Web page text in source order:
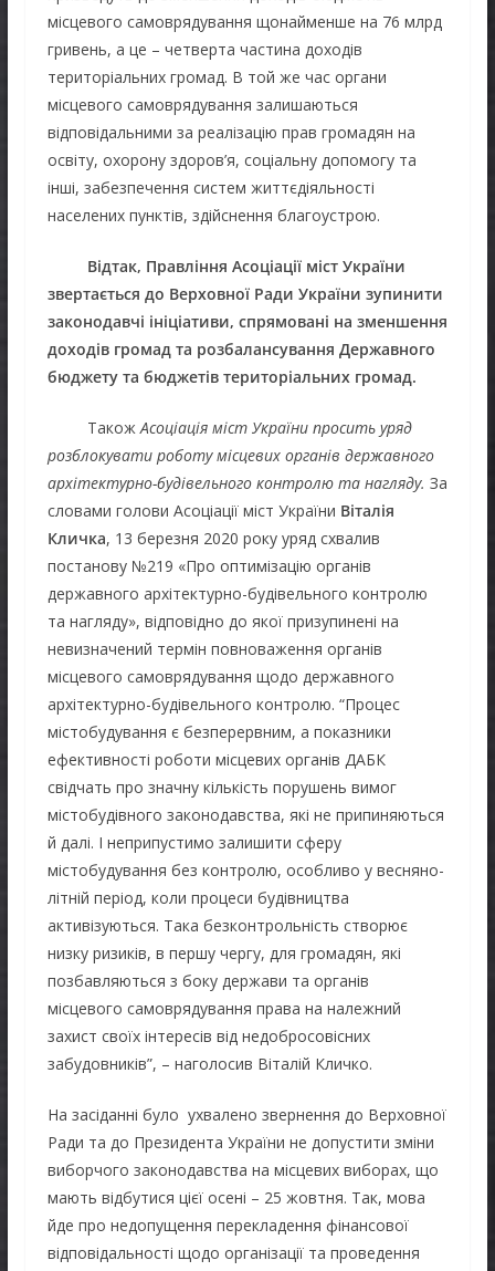
місцевого самоврядування щонайменше на 76 млрд
гривень, а це – четверта частина доходів
територіальних громад. В той же час органи
місцевого самоврядування залишаються
відповідальними за реалізацію прав громадян на
освіту, охорону здоров’я, соціальну допомогу та
інші, забезпечення систем життєдіяльності
населених пунктів, здійснення благоустрою.
Відтак, Правління Асоціації міст України
звертається до Верховної Ради України зупинити
законодавчі ініціативи, спрямовані на зменшення
доходів громад та розбалансування Державного
бюджету та бюджетів територіальних громад.
ТакожАсоціація міст України просить уряд
розблокувати роботу місцевих органів державного
архітектурно-будівельного контролю та нагляду. За
словами голови Асоціації міст України Віталія
Кличка, 13 березня 2020 року уряд схвалив
постанову №219 «Про оптимізацію органів
державного архітектурно-будівельного контролю
та нагляду», відповідно до якої призупинені на
невизначений термін повноваження органів
місцевого самоврядування щодо державного
архітектурно-будівельного контролю. “Процес
містобудування є безперервним, а показники
ефективності роботи місцевих органів ДАБК
свідчать про значну кількість порушень вимог
містобудівного законодавства, які не припиняються
й далі. І неприпустимо залишити сферу
містобудування без контролю, особливо у весняно-
літній період, коли процеси будівництва
активізуються. Така безконтрольність створює
низку ризиків, в першу чергу, для громадян, які
позбавляються з боку держави та органів
місцевого самоврядування права на належний
захист своїх інтересів від недобросовісних
забудовників”, – наголосив Віталій Кличко.
На засіданні було ухвалено звернення до Верховної
Ради та до Президента України не допустити зміни
виборчого законодавства на місцевих виборах, що
мають відбутися цієї осені – 25 жовтня. Так, мова
йде про недопущення перекладення фінансової
відповідальності щодо організації та проведення